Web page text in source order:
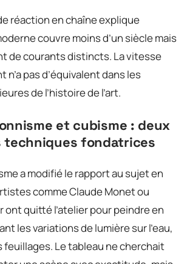
réaction en chaîne explique
couvre moins d’un siècle mais
de courants distincts. La vitesse
n’a pas d’équivalent dans les
de l’histoire de l’art.
et cubisme : deux
techniques fondatrices
a modifié le rapport au sujet en
comme Claude Monet ou
ont quitté l’atelier pour peindre en
les variations de lumière sur l’eau,
feuillages. Le tableau ne cherchait